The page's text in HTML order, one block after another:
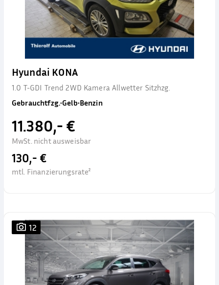
Hyundai KONA
1.0 T-GDI Trend 2WD Kamera Allwetter Sitzhzg.
Gebrauchtfzg.•Gelb•Benzin
11.380,- €
MwSt. nicht ausweisbar
130,- €
mtl. Finanzierungsrate²
12